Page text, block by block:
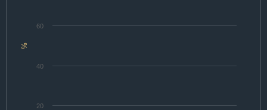
%
20
40
60